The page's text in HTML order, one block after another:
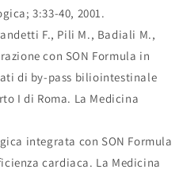
3:33-40, 2001.
F., Pili M., Badiali M.,
con SON Formula in
di by-pass biliointestinale
I di Roma. La Medicina
integrata con SON Formula
cardiaca. La Medicina